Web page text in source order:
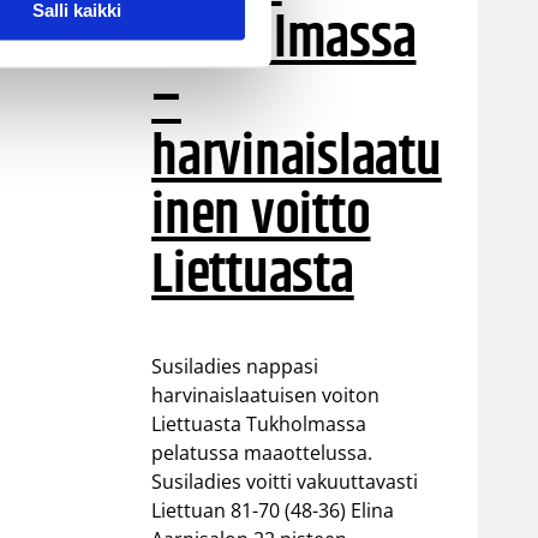
Salli kaikki Tukholmassa
–
harvinaislaatu
inen voitto
Liettuasta
Susiladies nappasi
harvinaislaatuisen voiton
Liettuasta Tukholmassa
pelatussa maaottelussa.
Susiladies voitti vakuuttavasti
Liettuan 81-70 (48-36) Elina